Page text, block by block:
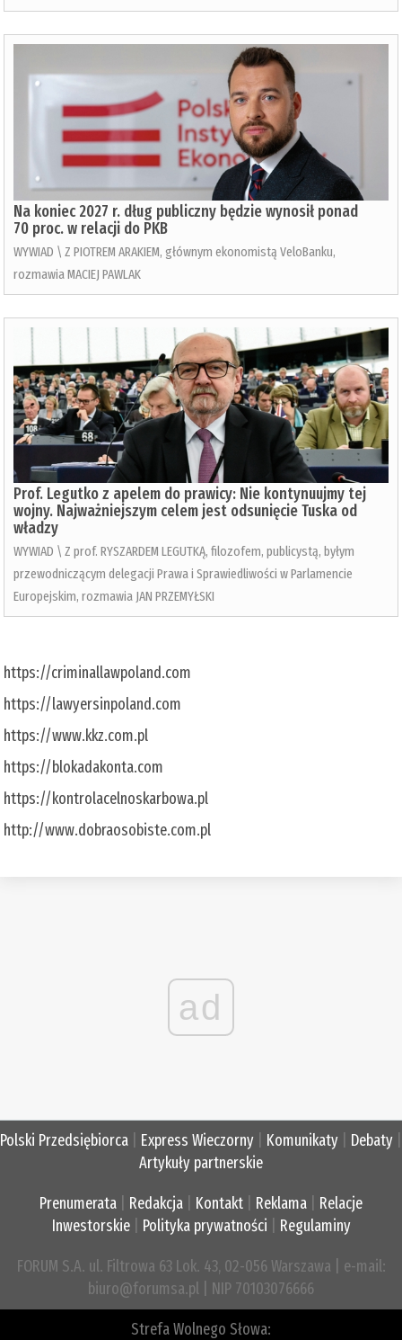
Na koniec 2027 r. dług publiczny będzie wynosił ponad
70 proc. w relacji do PKB
WYWIAD \ Z PIOTREM ARAKIEM, głównym ekonomistą VeloBanku,
rozmawia MACIEJ PAWLAK
Prof. Legutko z apelem do prawicy: Nie kontynuujmy tej
wojny. Najważniejszym celem jest odsunięcie Tuska od
władzy
WYWIAD \ Z prof. RYSZARDEM LEGUTKĄ, filozofem, publicystą, byłym
przewodniczącym delegacji Prawa i Sprawiedliwości w Parlamencie
Europejskim, rozmawia JAN PRZEMYŁSKI
https://criminallawpoland.com
https://lawyersinpoland.com
https://www.kkz.com.pl
https://blokadakonta.com
https://kontrolacelnoskarbowa.pl
http://www.dobraosobiste.com.pl
ad
Polski Przedsiębiorca Express Wieczorny Komunikaty Debaty
Artykuły partnerskie
Prenumerata Redakcja Kontakt Reklama
Relacje
Inwestorskie| Polityka prywatności Regulaminy
FORUM S.A. ul. Filtrowa 63 Lok. 43, 02-056 Warszawa | e-mail:
biuro@forumsa.pl | NIP 70103076666
Strefa Wolnego Słowa: